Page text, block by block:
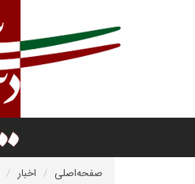
صفحه‌اصلی اخبار